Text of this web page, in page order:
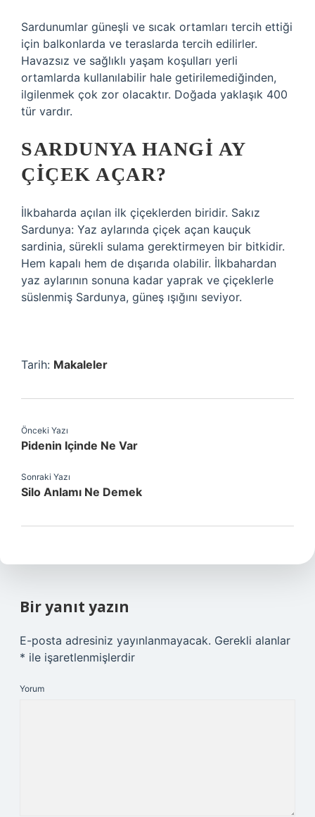
Sardunumlar güneşli ve sıcak ortamları tercih ettiği
için balkonlarda ve teraslarda tercih edilirler.
Havazsız ve sağlıklı yaşam koşulları yerli
ortamlarda kullanılabilir hale getirilemediğinden,
ilgilenmek çok zor olacaktır. Doğada yaklaşık 400
tür vardır.
SARDUNYA HANGI AY
ÇIÇEK AÇAR?
İlkbaharda açılan ilk çiçeklerden biridir. Sakız
Sardunya: Yaz aylarında çiçek açan kauçuk
sardinia, sürekli sulama gerektirmeyen bir bitkidir.
Hem kapalı hem de dışarıda olabilir. İlkbahardan
yaz aylarının sonuna kadar yaprak ve çiçeklerle
süslenmiş Sardunya, güneş ışığını seviyor.
Tarih: Makaleler
Önceki Yazı
Pidenin Içinde Ne Var
Sonraki Yazı
Silo Anlamı Ne Demek
Bir yanıt yazın
E-posta adresiniz yayınlanmayacak. Gerekli alanlar
* ile işaretlenmişlerdir
Yorum